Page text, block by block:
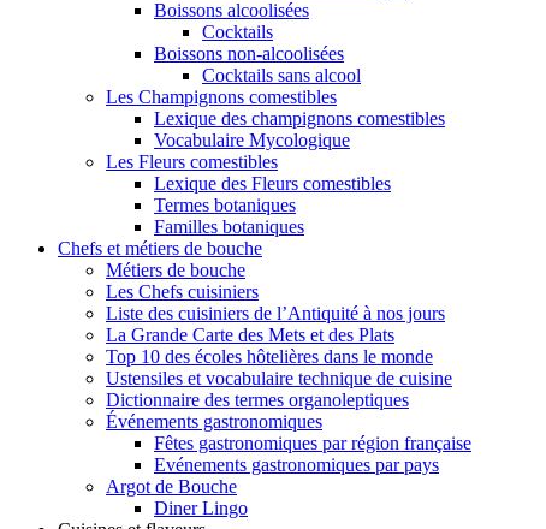
Boissons alcoolisées
Cocktails
Boissons non-alcoolisées
Cocktails sans alcool
Les Champignons comestibles
Lexique des champignons comestibles
Vocabulaire Mycologique
Les Fleurs comestibles
Lexique des Fleurs comestibles
Termes botaniques
Familles botaniques
Chefs et métiers de bouche
Métiers de bouche
Les Chefs cuisiniers
Liste des cuisiniers de l’Antiquité à nos jours
La Grande Carte des Mets et des Plats
Top 10 des écoles hôtelières dans le monde
Ustensiles et vocabulaire technique de cuisine
Dictionnaire des termes organoleptiques
Événements gastronomiques
Fêtes gastronomiques par région française
Evénements gastronomiques par pays
Argot de Bouche
Diner Lingo